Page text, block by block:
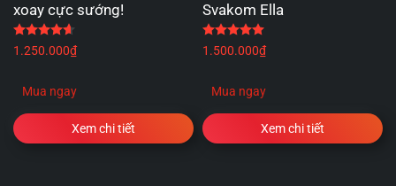
xoay cực sướng!
5 sao
1.250.000₫
Mua ngay
Xem chi tiết
Svakom Ella
1.500.000₫
Mua ngay
Xem chi tiết